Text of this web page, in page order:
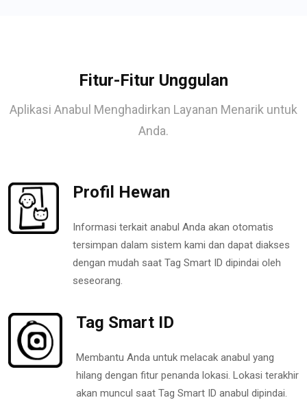
Fitur-Fitur Unggulan
Aplikasi Anabul Menghadirkan Layanan Menarik untuk
Anda.
Profil Hewan
Informasi terkait anabul Anda akan otomatis
tersimpan dalam sistem kami dan dapat diakses
dengan mudah saat Tag Smart ID dipindai oleh
seseorang.
Tag Smart ID
Membantu Anda untuk melacak anabul yang
hilang dengan fitur penanda lokasi. Lokasi terakhir
akan muncul saat Tag Smart ID anabul dipindai.